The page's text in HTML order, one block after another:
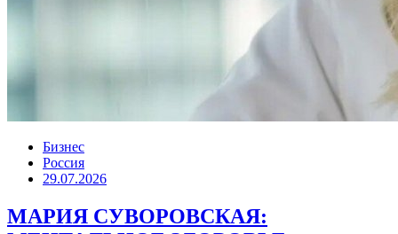
Бизнес
Россия
29.07.2026
МАРИЯ СУВОРОВСКАЯ: